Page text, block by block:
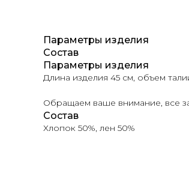
Параметры изделия
Состав
Параметры изделия
Длина изделия 45 см, объем
Обращаем ваше внимание, все
Состав
Хлопок 50%, лен 50%